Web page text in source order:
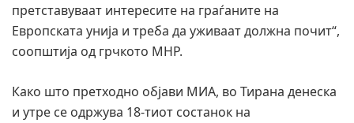
претставуваат интересите на граѓаните на
Европската унија и треба да уживаат должна почит“,
соопштија од грчкото МНР.
Како што претходно објави МИА, во Тирана денеска
и утре се одржува 18-тиот состанок на